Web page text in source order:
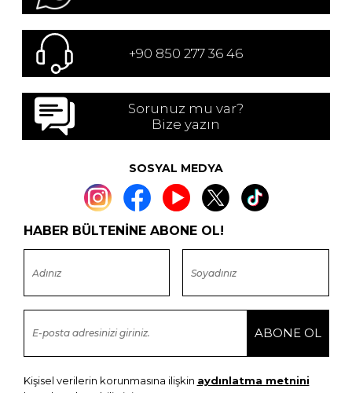
+90 850 277 36 46
Sorunuz mu var?
Bize yazın
SOSYAL MEDYA
HABER BÜLTENİNE ABONE OL!
Kişisel verilerin korunmasına ilişkin aydınlatma metnini